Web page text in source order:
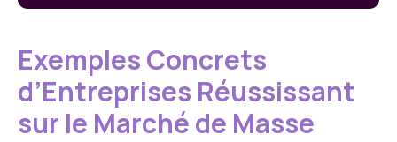
Exemples Concrets
d’Entreprises Réussissant
sur le Marché de Masse